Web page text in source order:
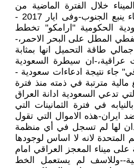
خلال الفترة الماضية من
"ميناء المعجز" الى "ميناء ينبع الجنوب-وفى ايار 2017 -
الحكومية "ارامكو" تخطط
المطل على البحر الاحمر،-
طاقة التحميل انها بمثابة
ان سيطرة السعودية
جاء نتيجة ادعاءات سعودية -
مالية مترتبة في ذمته منذ فترة
تدعي السعودية ادانة العراق
في فترة الثمانينات التي
ايران-هذه الاموال التي تقول
لها لم تسجل في أي منظمة
المتحدة لانه لا اساس لوجودها
على ميناء المعجز العراقي امام
وللاسف لم يستعمل الخط